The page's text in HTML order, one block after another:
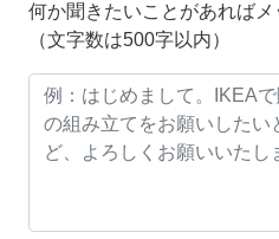
何か聞きたいことがあれば
（文字数は500字以内）